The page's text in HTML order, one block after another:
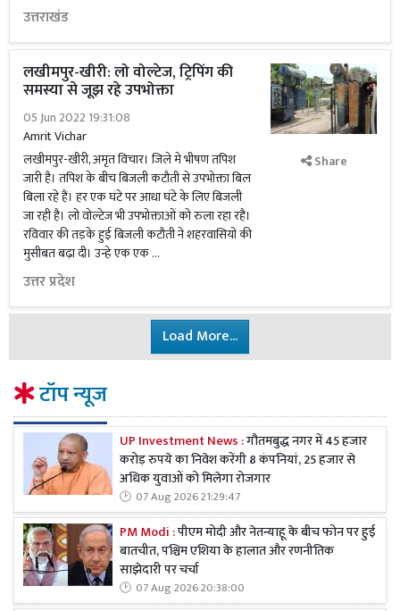
उत्तराखंड
लखीमपुर-खीरी: लो वोल्टेज, ट्रिपिंग की
समस्या से जूझ रहे उपभोक्ता
05 Jun 2022 19:31:08
Amrit Vichar
लखीमपुर-खीरी, अमृत विचार। जिले मे भीषण तपिश
जारी है। तपिश के बीच बिजली कटौती से उपभोक्ता बिल
बिला रहे हैं। हर एक घंटे पर आधा घंटे के लिए बिजली
जा रही है। लो वोल्टेज भी उपभोक्ताओं को रुला रहा रहै।
रविवार की तड़के हुई बिजली कटौती ने शहरवासियों की
मुसीबत बढ़ा दी। उन्हे एक एक …
उत्तर प्रदेश
Share
Load More...
टॉप न्यूज
UP Investment News :गौतमबुद्ध नगर में 45 हजार
करोड़ रुपये का निवेश करेंगी 8 कंपनियां, 25 हजार से
अधिक युवाओं को मिलेगा रोजगार
07 Aug 2026 21:29:47
PM Modi :पीएम मोदी और नेतन्याहू के बीच फोन पर हुई
बातचीत, पश्चिम एशिया के हालात और रणनीतिक
साझेदारी पर चर्चा
07 Aug 2026 20:38:00